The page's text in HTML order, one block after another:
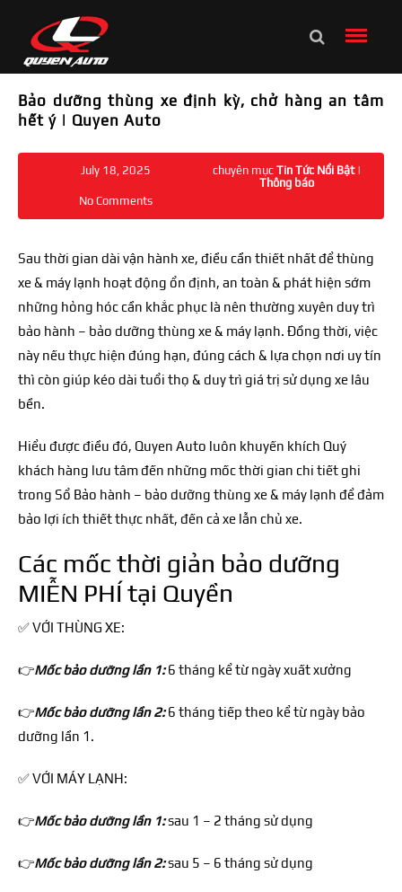
Bảo dưỡng thùng xe định kỳ, chở hàng an tâm
hết ý | Quyen Auto
July 18, 2025 chuyên mục Tin Tức Nổi Bật|
Thông báo
No Comments
Sau thời gian dài vận hành xe, điều cần thiết nhất để thùng
xe & máy lạnh hoạt động ổn định, an toàn & phát hiện sớm
những hỏng hóc cần khắc phục là nên thường xuyên duy trì
bảo hành – bảo dưỡng thùng xe & máy lạnh. Đồng thời, việc
này nếu thực hiện đúng hạn, đúng cách & lựa chọn nơi uy tín
thì còn giúp kéo dài tuổi thọ & duy trì giá trị sử dụng xe lâu
bền.
Hiểu được điều đó, Quyen Auto luôn khuyến khích Quý
khách hàng lưu tâm đến những mốc thời gian chi tiết ghi
trong Sổ Bảo hành – bảo dưỡng thùng xe & máy lạnh để đảm
bảo lợi ích thiết thực nhất, đến cả xe lẫn chủ xe.
Các mốc thời giản bảo dưỡng
MIỄN PHÍ tại Quyền
✅VỚI THÙNG XE:
👉Mốc bảo dưỡng lần 1:6 tháng kểtừ ngày xuất xưởng
👉Mốc bảo dưỡng lần 2: 6 tháng tiếp theo kểtừ ngày bảo
dưỡng lần 1.
✅VỚI MÁY L ẠNH:
👉Mốc bảo dưỡng lần 1:sau 1 – 2 tháng sửdụng
👉Mốc bảo dưỡng lần 2:sau 5 – 6 tháng sửdụng